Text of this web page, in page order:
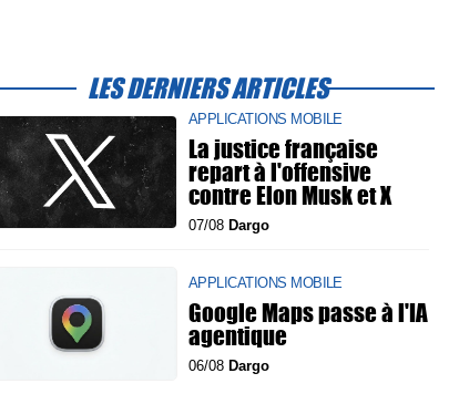
LES DERNIERS ARTICLES
APPLICATIONS MOBILE
La justice française
repart à l'offensive
contre Elon Musk et X
07/08 Dargo
APPLICATIONS MOBILE
Google Maps passe à l'IA
agentique
06/08 Dargo